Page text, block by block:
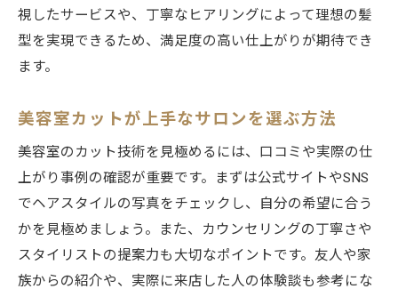
視したサービスや、丁寧なヒアリングによって理想の髪
型を実現できるため、満足度の高い仕上がりが期待でき
ます。
美容室カットが上手なサロンを選ぶ方法
美容室のカット技術を見極めるには、口コミや実際の仕
上がり事例の確認が重要です。まずは公式サイトやSNS
でヘアスタイルの写真をチェックし、自分の希望に合う
かを見極めましょう。また、カウンセリングの丁寧さや
スタイリストの提案力も大切なポイントです。友人や家
族からの紹介や、実際に来店した人の体験談も参考にな